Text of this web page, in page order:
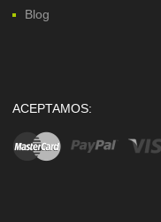
Blog
ACEPTAMOS: